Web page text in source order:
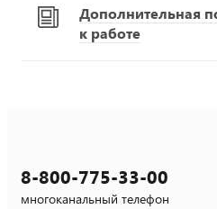
Дополнительная
к работе
8-800-775-33-00
многоканальный телефон